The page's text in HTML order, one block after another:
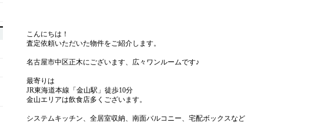
こんにちは！
査定依頼いただいた物件をご紹介します。
名古屋市中区正木にございます、広々ワンルームです♪
最寄りは
JR東海道本線「金山駅」徒歩10分
金山エリアは飲食店多くございます。
システムキッチン、全居室収納、南面バルコニー、宅配ボックスなど